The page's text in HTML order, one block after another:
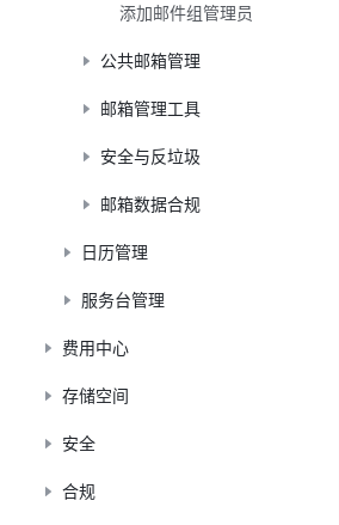
添加邮件组管理员
公共邮箱管理
邮箱管理工具
安全与反垃圾
邮箱数据合规
日历管理
服务台管理
费用中心
存储空间
安全
合规